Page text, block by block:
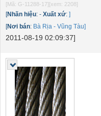
[Mã: G-11288-17][xem: 2208]
[Nhãn hiệu: - Xuất xứ: ]
[Nơi bán: Bà Rịa - Vũng Tàu]
2011-08-19 02:09:37]